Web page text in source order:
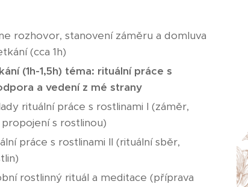
rozhovor, stanovení záměru a domluva
(cca 1h)
(1h-1,5h) téma: rituální práce s
a vedení z mé strany
rituální práce s rostlinami I (záměr,
s rostlinou)
práce s rostlinami II (rituální sběr,
rostlinný rituál a meditace (příprava